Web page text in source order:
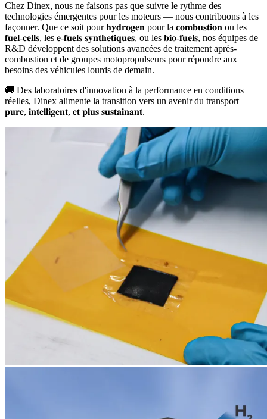
Chez Dinex, nous ne faisons pas que suivre le rythme des
technologies émergentes pour les moteurs — nous contribuons à les
façonner. Que ce soit pour 𝐡𝐲𝐝𝐫𝐨𝐠𝐞𝐧 pour la 𝐜𝐨𝐦𝐛𝐮𝐬𝐭𝐢𝐨𝐧 ou les
𝐟𝐮𝐞𝐥-𝐜𝐞𝐥𝐥𝐬, les 𝐞-𝐟𝐮𝐞𝐥𝐬 𝐬𝐲𝐧𝐭𝐡𝐞𝐭𝐢𝐪𝐮𝐞𝐬, ou les 𝐛𝐢𝐨-𝐟𝐮𝐞𝐥𝐬, nos équipes de
R&D développent des solutions avancées de traitement après-
combustion et de groupes motopropulseurs pour répondre aux
besoins des véhicules lourds de demain.
🚚 Des laboratoires d'innovation à la performance en conditions
réelles, Dinex alimente la transition vers un avenir du transport
𝐩𝐮𝐫𝐞, 𝐢𝐧𝐭𝐞𝐥𝐥𝐢𝐠𝐞𝐧𝐭, 𝐞𝐭 𝐩𝐥𝐮𝐬 𝐬𝐮𝐬𝐭𝐚𝐢𝐧𝐚𝐧𝐭.